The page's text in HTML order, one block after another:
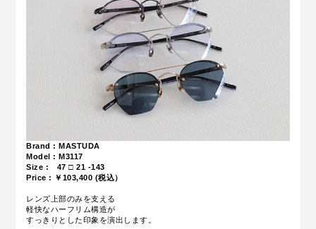
Brand : MASTUDA
Model : M3117
Size : 47 □ 21 -143
Price : ￥103,400 (税込）
レンズ上部のみを支える
軽快なハーフリム構造が
すっきりとした印象を演出します。